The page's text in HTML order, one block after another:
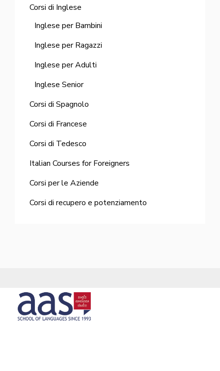
Corsi di Inglese
Inglese per Bambini
Inglese per Ragazzi
Inglese per Adulti
Inglese Senior
Corsi di Spagnolo
Corsi di Francese
Corsi di Tedesco
Italian Courses for Foreigners
Corsi per le Aziende
Corsi di recupero e potenziamento